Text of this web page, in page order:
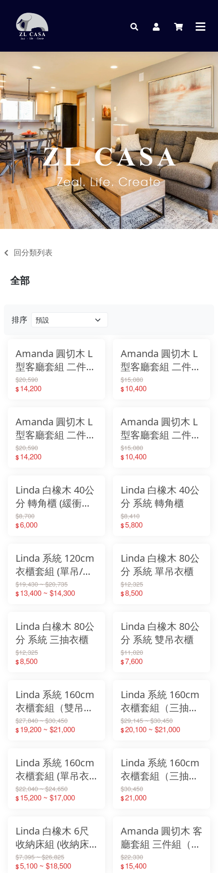
回分類列表
排序
Amanda 圓切木 L
型客廳套組 二件組
(7尺電視櫃＋鞋櫃)
$20,590
$14,200
Amanda 圓切木 L
型客廳套組 二件組
(4尺電視櫃＋鞋櫃)
$15,080
$10,400
Amanda 圓切木 L
型客廳套組 二件組
(7尺電視櫃＋展示
櫃)
$20,590
$14,200
Amanda 圓切木 L
型客廳套組 二件組
(4尺電視櫃＋展示
櫃)
$15,080
$10,400
Linda 白橡木 40公
分 轉角櫃 (緩衝衣
櫃專用)
$8,700
$6,000
Linda 白橡木 40公
分 系統 轉角櫃
$8,410
$5,800
Linda 系統 120cm
衣櫃套組 (單吊/雙
吊/三抽衣櫃+轉角
櫃)
$19,430 ~ $20,735
$13,400 ~ $14,300
Linda 白橡木 80公
分 系統 單吊衣櫃
$12,325
$8,500
Linda 白橡木 80公
分 系統 三抽衣櫃
$12,325
$8,500
Linda 白橡木 80公
分 系統 雙吊衣櫃
$11,020
$7,600
Linda 系統 160cm
衣櫃套組（雙吊衣
櫃＋單吊衣櫃+被
櫥櫃）
$27,840 ~ $30,450
$19,200 ~ $21,000
Linda 系統 160cm
衣櫃套組（三抽衣
櫃+雙吊/單吊衣櫃
+被櫥櫃）
$29,145 ~ $30,450
$20,100 ~ $21,000
Linda 系統 160cm
衣櫃套組 (單吊衣
櫃/雙吊衣櫃/三抽
衣櫃)
$22,040 ~ $24,650
$15,200 ~ $17,000
Linda 系統 160cm
衣櫃套組（三抽衣
櫃+三抽衣櫃+被櫥
櫃）
$30,450
$21,000
Linda 白橡木 6尺
收納床組 (收納床
頭箱+收納床底) 床
頭附插座
$7,395 ~ $26,825
$5,100 ~ $18,500
Amanda 圓切木 客
廳套組 三件組（4
尺電視櫃+兩門鞋
櫃+4尺茶几）
$22,330
$15,400
全部